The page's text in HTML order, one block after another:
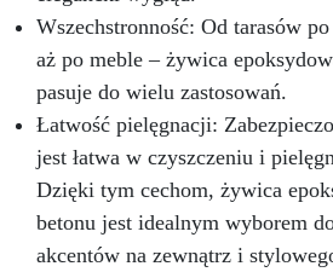
Wszechstronność: Od tarasów
aż po meble – żywica
pasuje do wielu zastosowań.
Łatwość pielęgnacji:
jest łatwa w czyszczeniu i
Dzięki tym cechom, żywica
betonu jest idealnym wyborem
akcentów na zewnątrz i